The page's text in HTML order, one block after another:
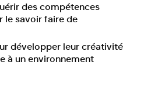
des compétences
le savoir faire de
développer leur créativité
à un environnement